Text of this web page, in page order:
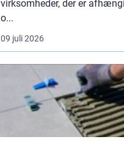
virksomheder, der er
o...
09 juli 2026